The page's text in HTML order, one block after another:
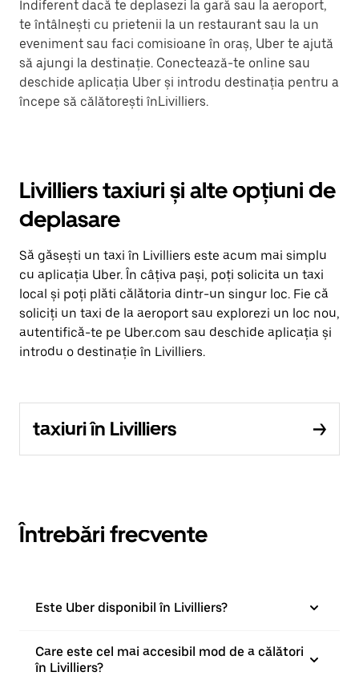
Indiferent dacă te deplasezi la gară sau la aeroport,
te întâlnești cu prietenii la un restaurant sau la un
eveniment sau faci comisioane în oraș, Uber te ajută
să ajungi la destinație. Conectează-te online sau
deschide aplicația Uber și introdu destinația pentru a
începe să călătorești înLivilliers.
Livilliers taxiuri și alte opțiuni de
deplasare
Să găsești un taxi în Livilliers este acum mai simplu
cu aplicația Uber. În câțiva pași, poți solicita un taxi
local și poți plăti călătoria dintr-un singur loc. Fie că
soliciți un taxi de la aeroport sau explorezi un loc nou,
autentifică-te pe Uber.com sau deschide aplicația și
introdu o destinație în Livilliers.
taxiuri în Livilliers
Întrebări frecvente
Este Uber disponibil în Livilliers?
Care este cel mai accesibil mod de a călători
în Livilliers?